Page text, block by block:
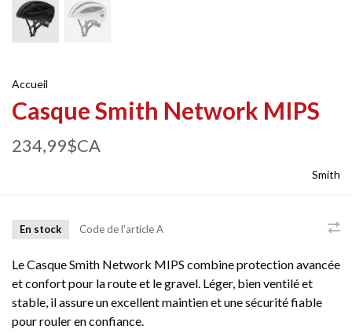
Accueil
Casque Smith Network MIPS
234,99$CA
Smith
En stock Code de l'articleA
Le Casque Smith Network MIPS combine protection avancée
et confort pour la route et le gravel. Léger, bien ventilé et
stable, il assure un excellent maintien et une sécurité fiable
pour rouler en confiance.